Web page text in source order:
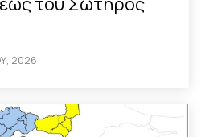
2026